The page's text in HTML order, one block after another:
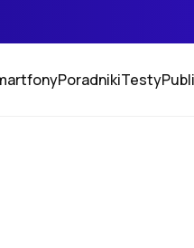
PoradnikiTesty